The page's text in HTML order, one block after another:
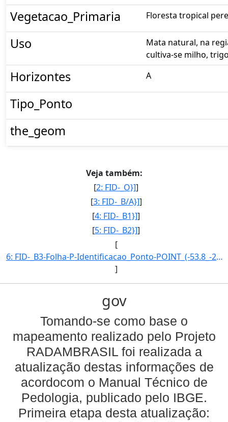
Vegetacao_Primaria Floresta tropical
Uso
Mata natural, na
cultiva-se milho,
Horizontes A
Tipo_Ponto
the_geom
Veja também:
[2: FID-_O}]]
[3: FID-_B/A}]]
[4: FID-_B1}]]
[5: FID-_B2}]]
[
6: FID-_B3-Folha-P-Identificacao_Ponto-POINT_(-53.8_-24.866666666700112)}]
]
gov
Tomando-se como base o
mapeamento realizado pelo Projeto
RADAMBRASIL foi realizada a
atualização destas informações de
acordocom o Manual Técnico de
Pedologia, publicado pelo IBGE.
Primeira etapa desta atualização: